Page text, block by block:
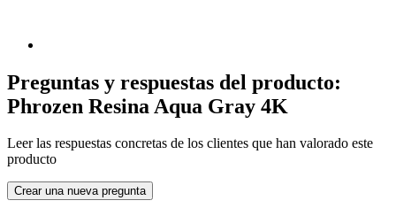
Preguntas y respuestas del producto:
Phrozen Resina Aqua Gray 4K
Leer las respuestas concretas de los clientes que han valorado este
producto
Crear una nueva pregunta